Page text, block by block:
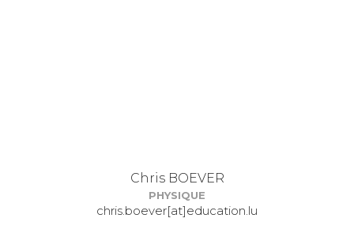
Chris BOEVER
PHYSIQUE
chris.boever[at]education.lu